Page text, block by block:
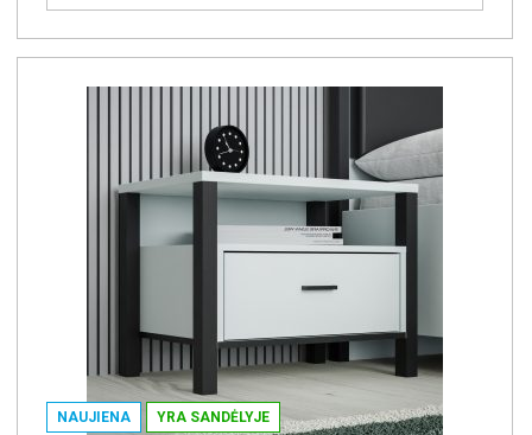
NAUJIENA YRA SANDĖLYJE